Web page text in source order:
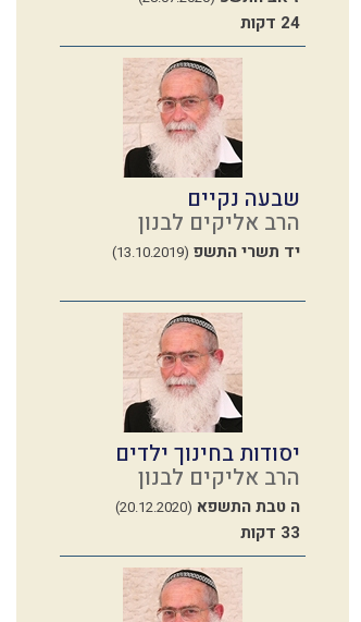
24 דקות
שבעה נקיים
הרב אליקים לבנון
יד תשרי התשפ (13.10.2019)
יסודות בחינוך ילדים
הרב אליקים לבנון
ה טבת התשפא (20.12.2020)
33 דקות